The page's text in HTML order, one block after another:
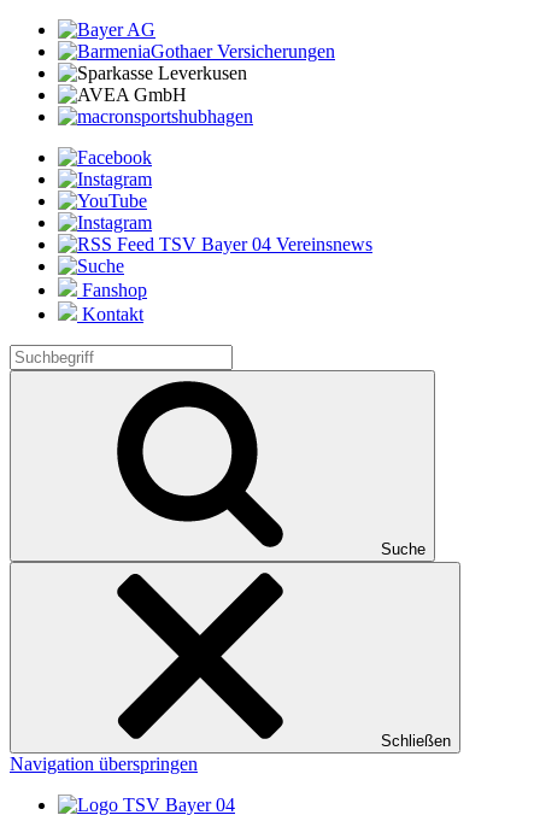
Fanshop
Kontakt
Suche
Schließen
Navigation überspringen